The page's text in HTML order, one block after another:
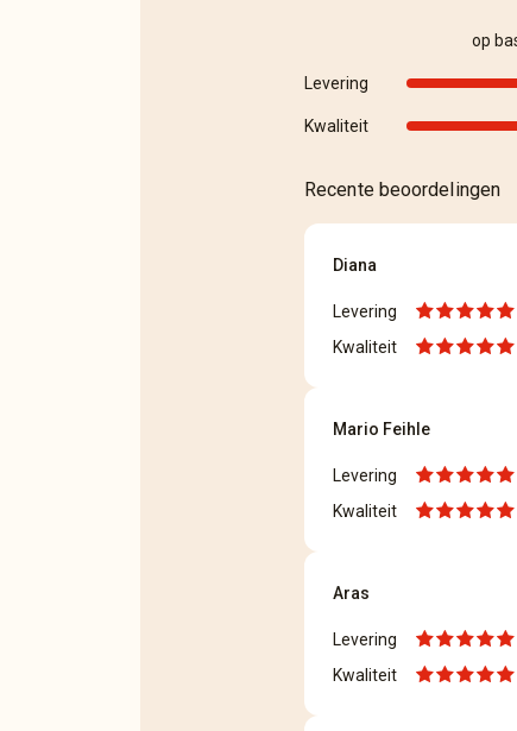
op
Levering
Kwaliteit
Recente beoordelingen
Diana
Levering
Kwaliteit
Mario Feihle
Levering
Kwaliteit
Aras
Levering
Kwaliteit